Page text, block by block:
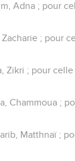
Adna ; pour
; pour
Zikri ; pour
Chammoua ;
Matthnaï ;